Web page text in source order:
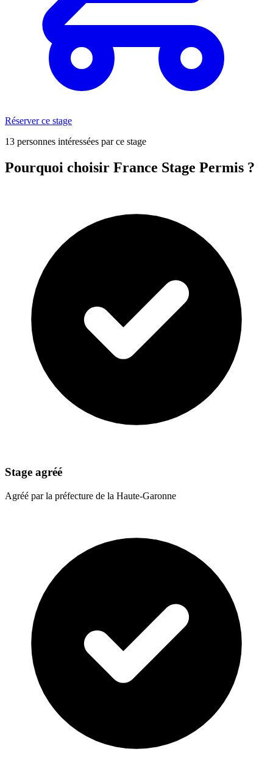
Réserver ce stage
13 personnes intéressées par ce stage
Pourquoi choisir France Stage Permis ?
Stage agréé
Agréé par la préfecture de la Haute-Garonne